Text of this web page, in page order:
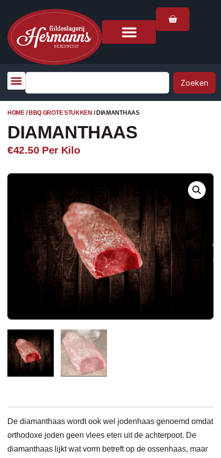
Zoeken
HOME/ BBQ GROTE STUKKEN / DIAMANTHAAS
DIAMANTHAAS
€42.50 Per Kilo
De diamanthaas wordt ook wel jodenhaas genoemd omdat
orthodoxe joden geen vlees eten uit de achterpoot. De
diamanthaas lijkt wat vorm betreft op de ossenhaas, maar